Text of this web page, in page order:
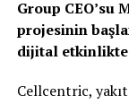
Group CEO’su
projesinin
dijital
Cellcentric,